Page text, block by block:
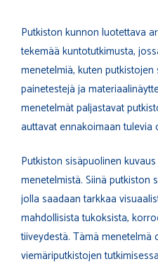
Putkiston kunnon luotettava
tekemää kuntotutkimusta,
menetelmiä, kuten
painetestejä ja
menetelmät paljastavat
auttavat ennakoimaan tulevia
Putkiston sisäpuolinen
menetelmistä. Siinä putkiston
jolla saadaan tarkkaa
mahdollisista tukoksista,
tiiveydestä. Tämä menetelmä
viemäriputkistojen